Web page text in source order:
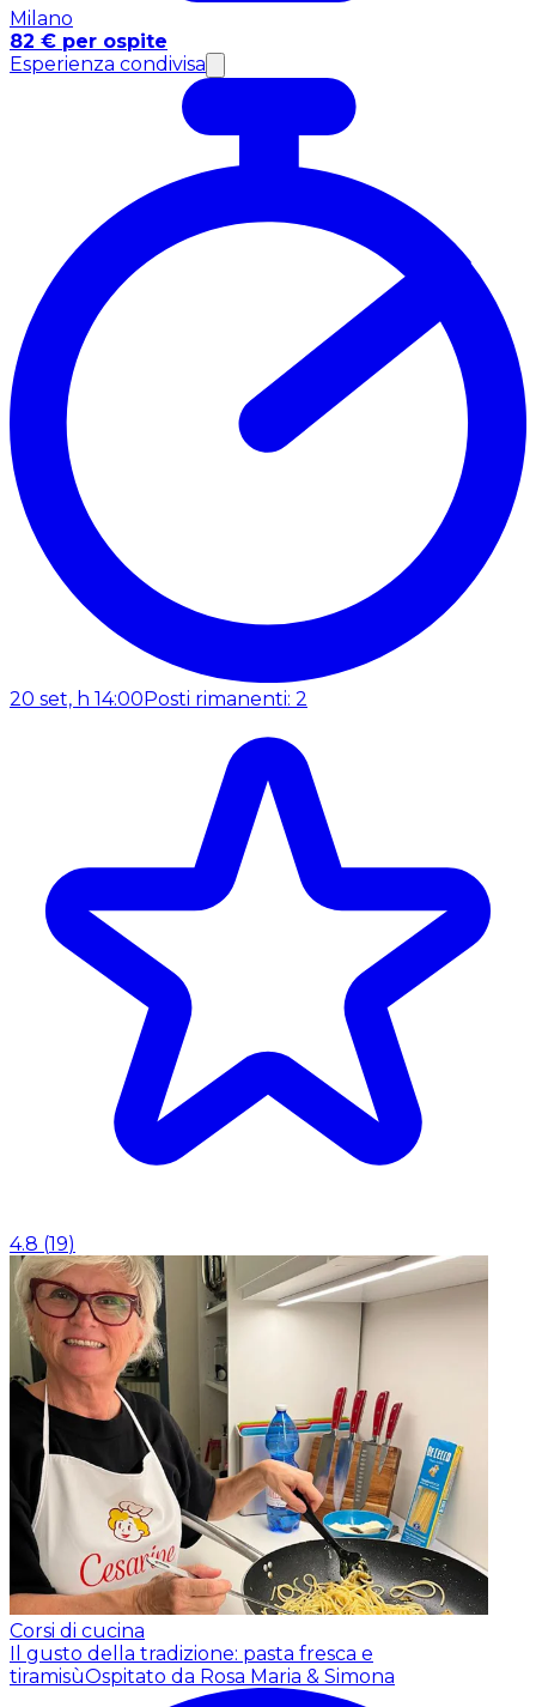
Milano
82 € per ospite
Esperienza condivisa
20 set, h 14:00Posti rimanenti: 2
4.8 (19)
Corsi di cucina
Il gusto della tradizione: pasta fresca e
tiramisùOspitato da Rosa Maria & Simona